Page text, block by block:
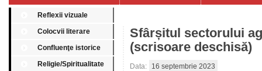
Reflexii vizuale
Colocvii literare
Confluenţe istorice
Religie/Spiritualitate
Sfârșitul sectorului
(scrisoare deschisă)
Data: 16 septembrie 2023